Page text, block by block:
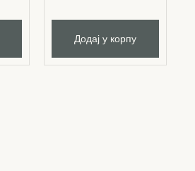
Додај у корпу